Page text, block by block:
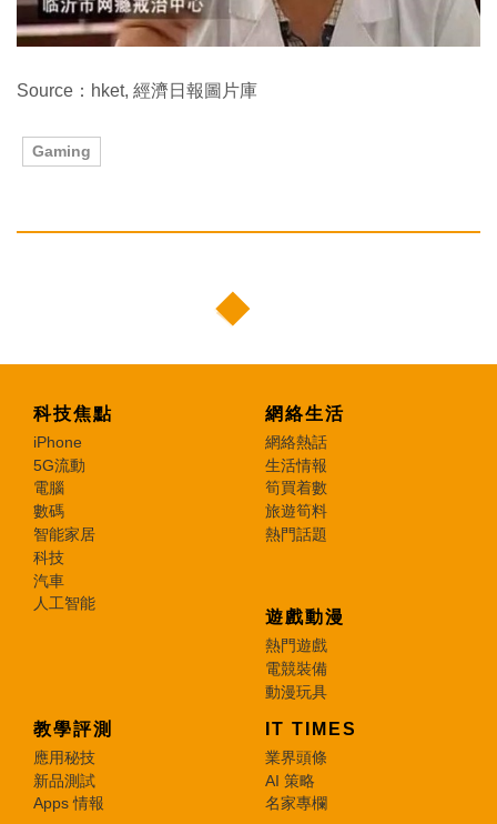
Source：hket, 經濟日報圖片庫
Gaming
科技焦點
iPhone
5G流動
電腦
數碼
智能家居
科技
汽車
人工智能
網絡生活
網絡熱話
生活情報
筍買着數
旅遊筍料
熱門話題
遊戲動漫
熱門遊戲
電競裝備
動漫玩具
教學評測
應用秘技
新品測試
Apps 情報
IT TIMES
業界頭條
AI 策略
名家專欄